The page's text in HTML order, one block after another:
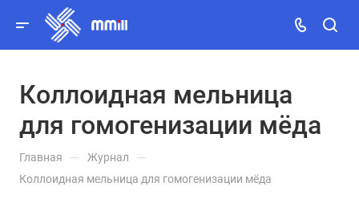
Коллоидная мельница
для гомогенизации мёда
Главная — Журнал —
Коллоидная мельница для гомогенизации мёда
Заказать звонок
MAX